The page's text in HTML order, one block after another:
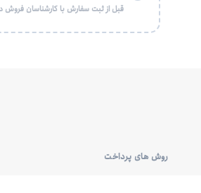
قبل از ثبت سفارش با کارشناسان فروش
روش های پرداخت